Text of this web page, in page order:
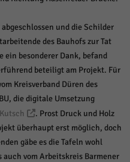
und die Schilder
des Bauhofs zur Tat
ein besonderer Dank, befand
beteiligt am Projekt. Für
Kreisverband Düren des
die digitale Umsetzung
. Prost Druck und Holz
überhaupt erst möglich, doch
gäbe es die Tafeln wohl
vom Arbeitskreis Barmener
Speichern und weiter
Funktionen und sind für die
anzeigen